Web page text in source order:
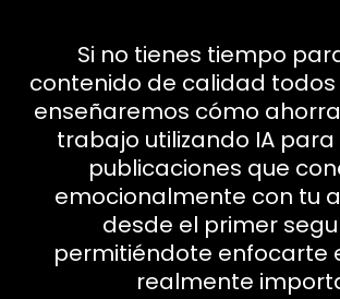
Si no tienes tiempo
contenido de calidad todos
enseñaremos cómo
trabajo utilizando IA
publicaciones que
emocionalmente con tu
desde el primer
permitiéndote enfocarte
realmente